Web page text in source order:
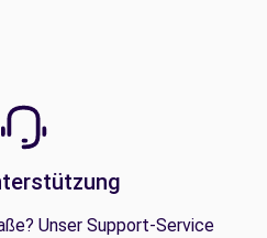
Unser Support-Service